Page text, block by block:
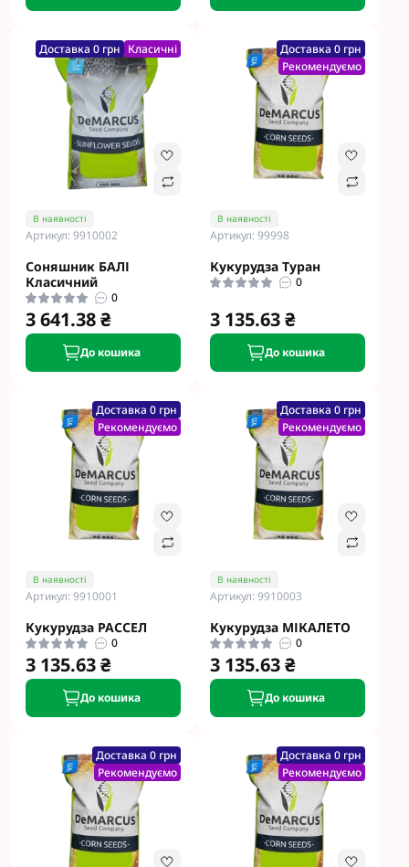
Доставка 0 грн Класичні
В наявності
Артикул: 9910002
Соняшник БАЛІ
Класичний
0
3 641.38 ₴
До кошика
Доставка 0 грн
Рекомендуємо
В наявності
Артикул: 99998
Кукурудза Туран
0
3 135.63 ₴
До кошика
Доставка 0 грн
Рекомендуємо
В наявності
Артикул: 9910001
Кукурудза РАССЕЛ
0
3 135.63 ₴
До кошика
Доставка 0 грн
Рекомендуємо
В наявності
Артикул: 9910003
Кукурудза МІКАЛЕТО
0
3 135.63 ₴
До кошика
Доставка 0 грн
Рекомендуємо
Доставка 0 грн
Рекомендуємо